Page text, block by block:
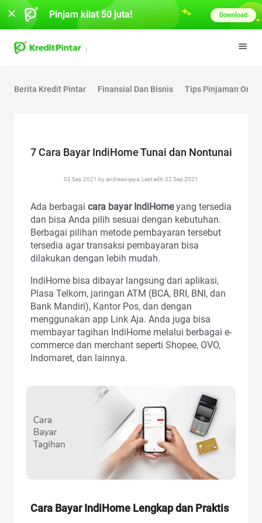
Berita Kredit Pintar Finansial Dan Bisnis Tips Pinjaman
7 Cara Bayar IndiHome Tunai dan Nontunai
02 Sep 2021 by andreawijaya, Last edit: 02 Sep 2021
Ada berbagai cara bayar IndiHomeyang tersedia
dan bisa Anda pilih sesuai dengan kebutuhan.
Berbagai pilihan metode pembayaran tersebut
tersedia agar transaksi pembayaran bisa
dilakukan dengan lebih mudah.
IndiHome bisa dibayar langsung dari aplikasi,
Plasa Telkom, jaringan ATM (BCA, BRI, BNI, dan
Bank Mandiri), Kantor Pos, dan dengan
menggunakan app Link Aja. Anda juga bisa
membayar tagihan IndiHome melalui berbagai e-
commerce dan merchant seperti Shopee, OVO,
Indomaret, dan lainnya.
Cara Bayar IndiHome Lengkap dan Praktis
Pinjam kilat 50 juta! Download